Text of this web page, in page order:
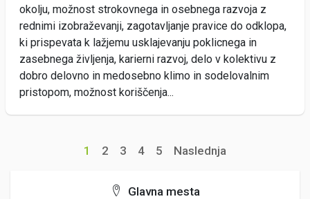
okolju, možnost strokovnega in osebnega razvoja z
rednimi izobraževanji, zagotavljanje pravice do odklopa,
ki prispevata k lažjemu usklajevanju poklicnega in
zasebnega življenja, karierni razvoj, delo v kolektivu z
dobro delovno in medosebno klimo in sodelovalnim
pristopom, možnost koriščenja...
1 2 3 4 5 Naslednja
Glavna mesta